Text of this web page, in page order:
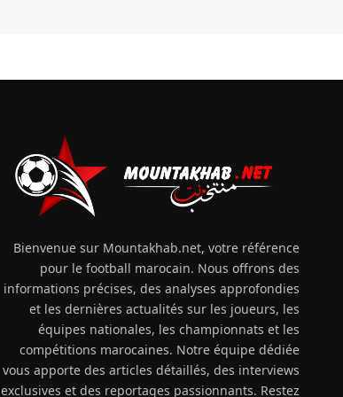
Bienvenue sur Mountakhab.net, votre référence
pour le football marocain. Nous offrons des
informations précises, des analyses approfondies
et les dernières actualités sur les joueurs, les
équipes nationales, les championnats et les
compétitions marocaines. Notre équipe dédiée
vous apporte des articles détaillés, des interviews
exclusives et des reportages passionnants. Restez